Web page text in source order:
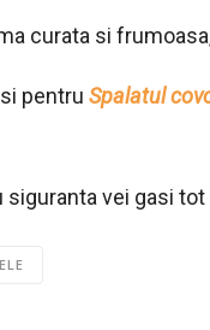
curata si
pentru Spalatul
vei gasi